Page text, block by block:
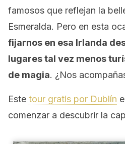
famosos que reflejan la
Esmeralda. Pero en esta
fijarnos en esa Irlanda
lugares tal vez menos
de magia. ¿Nos
Este tour gratis por Dublín
comenzar a descubrir la